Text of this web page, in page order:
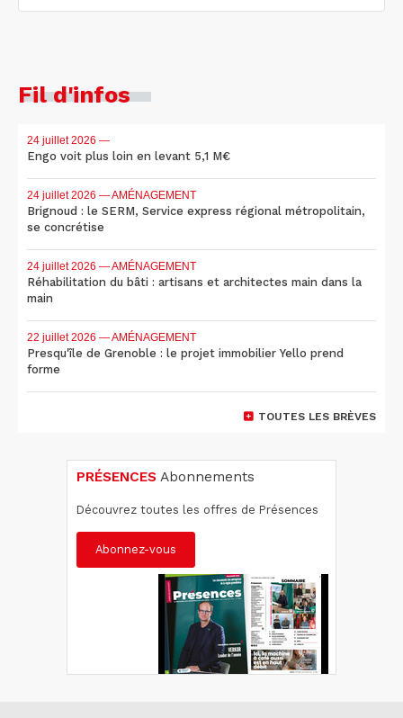
Fil d'infos
24 juillet 2026 —
Engo voit plus loin en levant 5,1 M€
24 juillet 2026 — AMÉNAGEMENT
Brignoud : le SERM, Service express régional métropolitain,
se concrétise
24 juillet 2026 — AMÉNAGEMENT
Réhabilitation du bâti : artisans et architectes main dans la
main
22 juillet 2026 — AMÉNAGEMENT
Presqu'île de Grenoble : le projet immobilier Yello prend
forme
TOUTES LES BRÈVES
PRÉSENCES Abonnements
Découvrez toutes les offres de Présences
Abonnez-vous